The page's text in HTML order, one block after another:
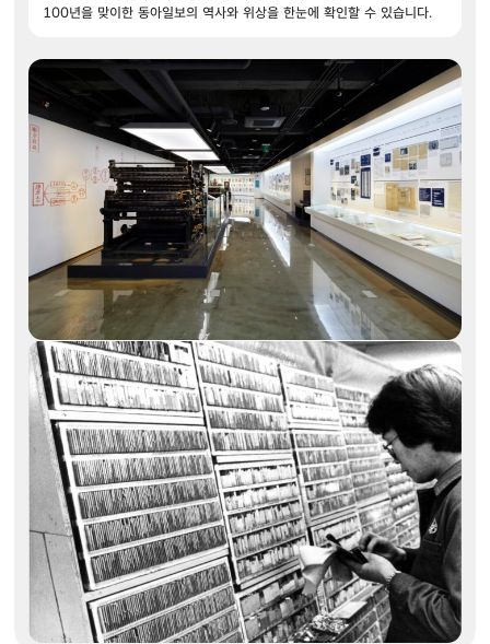
100년을 맞이한 동아일보의 역사와 위상을 한눈에 확인할 수 있습니다.